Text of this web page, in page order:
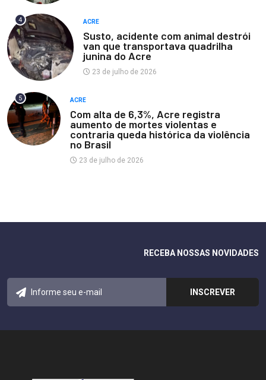
4 ACRE
Susto, acidente com animal destrói
van que transportava quadrilha
junina do Acre
23 de julho de 2026
5 ACRE
Com alta de 6,3%, Acre registra
aumento de mortes violentas e
contraria queda histórica da violência
no Brasil
23 de julho de 2026
RECEBA NOSSAS NOVIDADES